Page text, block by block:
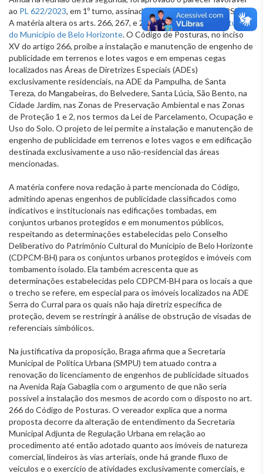
ao PL 622/2023, em 1º turno, assinado por Henrique Braga (PSDB).
A matéria altera os arts. 266, 267, e 282-A do Código de Posturas
do Município de Belo Horizonte. O Código de Posturas, no inciso
XV do artigo 266, proíbe a instalação e manutenção de engenho de
publicidade em terrenos e lotes vagos e em empenas cegas
localizados nas Áreas de Diretrizes Especiais (ADEs)
exclusivamente residenciais, na ADE da Pampulha, de Santa
Tereza, do Mangabeiras, do Belvedere, Santa Lúcia, São Bento, na
Cidade Jardim, nas Zonas de Preservação Ambiental e nas Zonas
de Proteção 1 e 2, nos termos da Lei de Parcelamento, Ocupação e
Uso do Solo. O projeto de lei permite a instalação e manutenção de
engenho de publicidade em terrenos e lotes vagos e em edificação
destinada exclusivamente a uso não-residencial das áreas
mencionadas.
A matéria confere nova redação à parte mencionada do Código,
admitindo apenas engenhos de publicidade classificados como
indicativos e institucionais nas edificações tombadas, em
conjuntos urbanos protegidos e em monumentos públicos,
respeitando as determinações estabelecidas pelo Conselho
Deliberativo do Patrimônio Cultural do Município de Belo Horizonte
(CDPCM-BH) para os conjuntos urbanos protegidos e imóveis com
tombamento isolado. Ela também acrescenta que as
determinações estabelecidas pelo CDPCM-BH para os locais a que
o trecho se refere, em especial para os imóveis localizados na ADE
Serra do Curral para os quais não haja diretriz específica de
proteção, devem se restringir à análise de obstrução de visadas de
referenciais simbólicos.
Na justificativa da proposição, Braga afirma que a Secretaria
Municipal de Política Urbana (SMPU) tem atuado contra a
renovação do licenciamento de engenhos de publicidade situados
na Avenida Raja Gabaglia com o argumento de que não seria
possível a instalação dos mesmos de acordo com o disposto no art.
266 do Código de Posturas. O vereador explica que a norma
proposta decorre da alteração de entendimento da Secretaria
Municipal Adjunta de Regulação Urbana em relação ao
procedimento até então adotado quanto aos imóveis de natureza
comercial, lindeiros às vias arteriais, onde há grande fluxo de
veículos e o exercício de atividades exclusivamente comerciais, e